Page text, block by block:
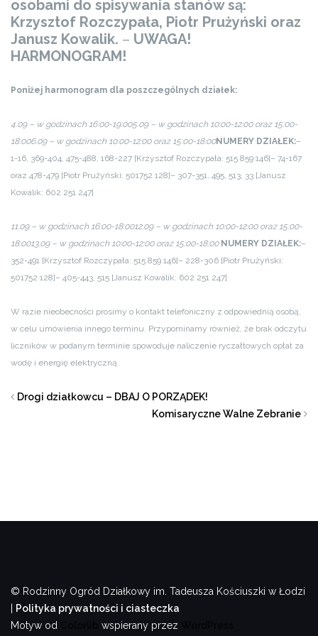
osobami do spisywania stanów są:
Krzysztof Rozczypała, Piotr Prużyński oraz
Janusz Kowalik. – UWAGA!
HARMONOGRAM!
Poniżej harmonogram dla poszczególnych działek:
4.09 – w godzinach 16:00-19:005.09 – w godzinach 10:00-12:00 oraz 15:00-
18:006.09 – w godzinach 10:00-12:00 oraz 15:00-18:00NUMERY DZIAŁEK:–
1-16, 369-404, 475-488, 168-227 [Krzysztof Rozczypała: 515 859 146]– 74-167
oraz 478-479 [Piotr Prużyński: 501752 128]– 307-351, 495, 513, 33 [Janusz
Kowalik: 602 251 247]
11.09 – w godzinach 16:00-18:0012.09 – w godzinach 10:00-12:00 oraz 15:00-
18:0013.09 – w godzinach 10:00-12:00 oraz 15:00-18:00 NUMERY DZIAŁEK:–
352-491 [Krzysztof Rozczypała: 515 859 146]– 228-306 [Piotr Prużyński:
501752 128]– 405-443, 515 [Janusz Kowalik: 602 251 247]
W razie nieobecności prosimy o kontakt telefoniczny z odpowiednią osobą,
w celu umówienia innego terminu. Przypominamy również, że brak odczytu
liczników w podanym terminie spowoduje naliczenie ryczałtowych opłat za
wodę i energię elektryczną.
Drogi działkowcu – DBAJ O PORZĄDEK!
Komisaryczne Walne Zebranie
© Rodzinny Ogród Działkowy im. Tadeusza Kościuszki w Łodzi
Polityka prywatności i ciasteczka
Motyw od
wspierany przez